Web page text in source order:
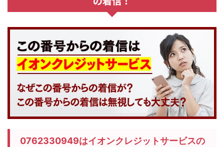
0762330949はイオンクレジットサービスの